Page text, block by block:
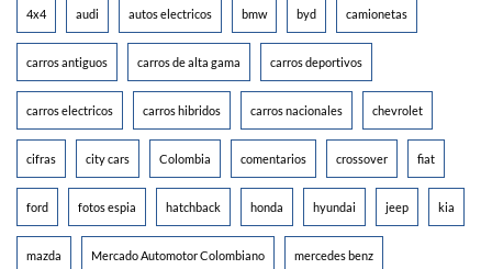
4x4 audi autos electricos bmw byd camionetas
carros antiguos carros de alta gama carros deportivos
carros electricos carros hibridos carros nacionales chevrolet
cifras city cars Colombia comentarios crossover fiat
ford fotos espia hatchback honda hyundai jeep kia
mazda Mercado Automotor Colombiano mercedes benz